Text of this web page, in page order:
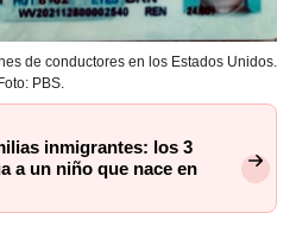
de conductores en los Estados Unidos.
PBS.
inmigrantes: los 3
a un niño que nace en